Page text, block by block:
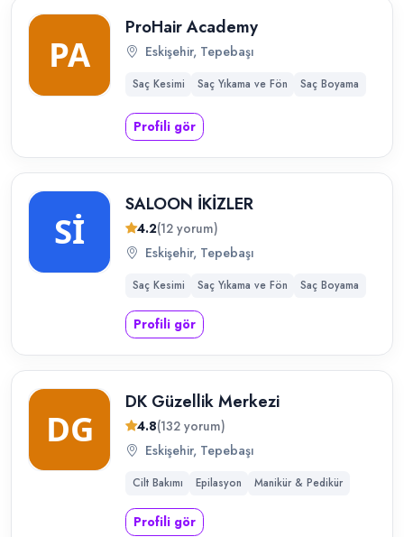
ProHair Academy
Eskişehir, Tepebaşı
Saç Kesimi Saç Yıkama ve Fön Saç Boyama
Profili gör
SALOON İKİZLER
4.2(12 yorum)
Eskişehir, Tepebaşı
Saç Kesimi Saç Yıkama ve Fön Saç Boyama
Profili gör
DK Güzellik Merkezi
4.8(132 yorum)
Eskişehir, Tepebaşı
Cilt Bakımı Epilasyon Manikür & Pedikür
Profili gör